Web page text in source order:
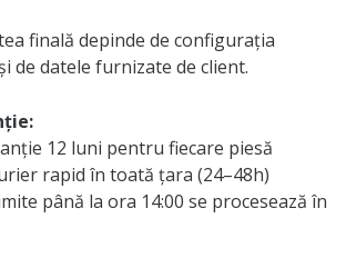
finală depinde de configurația
de datele furnizate de client.
12 luni pentru fiecare piesă
rapid în toată țara (24–48h)
până la ora 14:00 se procesează în